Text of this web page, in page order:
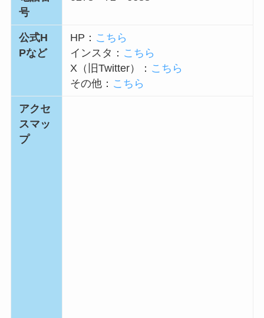
号
公式H
Pなど
HP： こちら
インスタ： こちら
X（旧Twitter）： こちら
その他： こちら
アクセ
スマッ
プ